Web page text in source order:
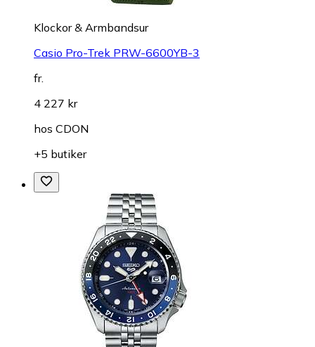
Klockor & Armbandsur
Casio Pro-Trek PRW-6600YB-3
fr.
4 227 kr
hos CDON
+5 butiker